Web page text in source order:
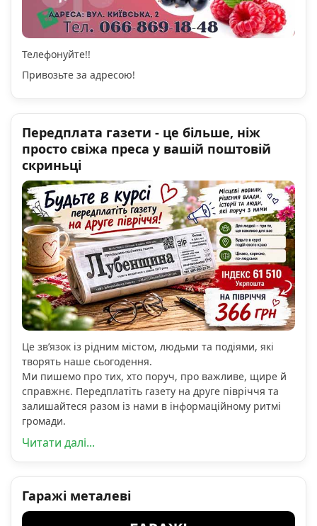
Телефонуйте!!
Привозьте за адресою!
Передплата газети - це більше, ніж
просто свіжа преса у вашій поштовій
скриньці
Це зв’язок із рідним містом, людьми та подіями, які
творять наше сьогодення.
Ми пишемо про тих, хто поруч, про важливе, щире й
справжнє. Передплатіть газету на друге півріччя та
залишайтеся разом із нами в інформаційному ритмі
громади.
Читати далі...
Гаражі металеві